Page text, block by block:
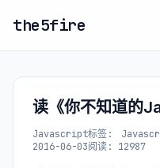
the5fire
读《你不知道的
Javascript标签:
2016-06-03阅读: 12987